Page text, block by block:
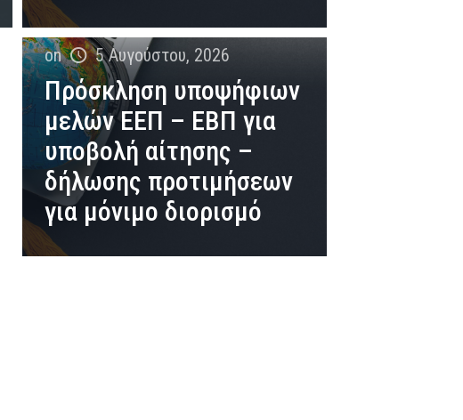
on 5 Αυγούστου, 2026
Πρόσκληση υποψήφιων
μελών ΕΕΠ – ΕΒΠ για
υποβολή αίτησης –
δήλωσης προτιμήσεων
για μόνιμο διορισμό